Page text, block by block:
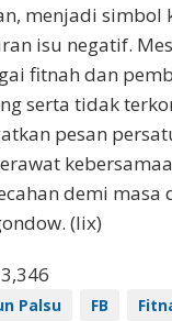
menjadi simbol
isu negatif.
fitnah dan
serta tidak
pesan
demi masa
(lix)
3,346
Palsu FB